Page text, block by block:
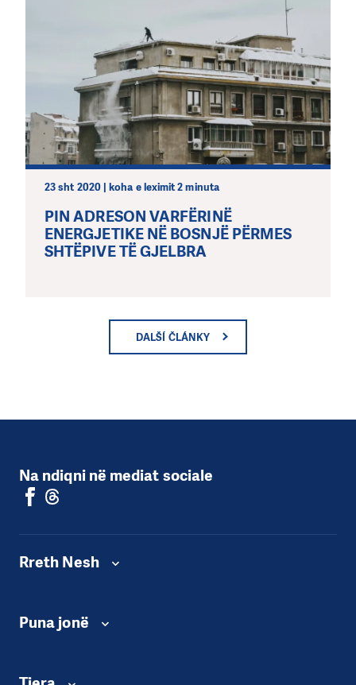
23 sht 2020 | koha e leximit 2 minuta
PIN ADRESON VARFËRINË
ENERGJETIKE NË BOSNJË PËRMES
SHTËPIVE TË GJELBRA
DALŠÍ ČLÁNKY
Na ndiqni në mediat sociale
Rreth Nesh
Puna jonë